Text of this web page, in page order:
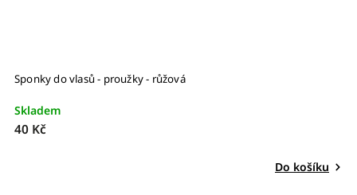
Sponky do vlasů - proužky - růžová
Skladem
40 Kč
Do košíku